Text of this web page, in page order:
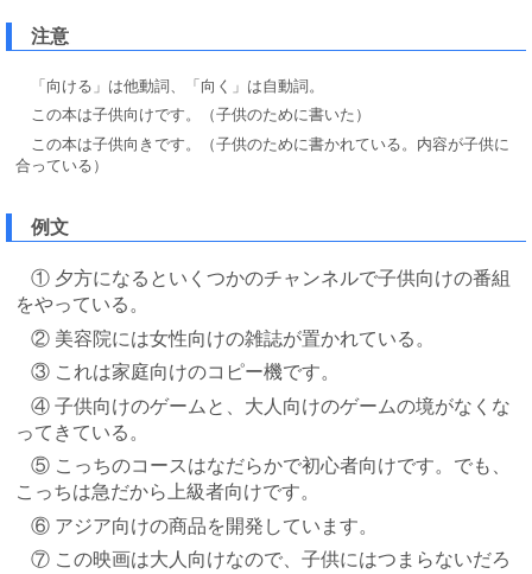
注意
「向ける」は他動詞、「向く」は自動詞。
この本は子供向けです。（子供のために書いた）
この本は子供向きです。（子供のために書かれている。内容が子供に
合っている）
例文
① 夕方になるといくつかのチャンネルで子供向けの番組
をやっている。
② 美容院には女性向けの雑誌が置かれている。
③ これは家庭向けのコピー機です。
④ 子供向けのゲームと、大人向けのゲームの境がなくな
ってきている。
⑤ こっちのコースはなだらかで初心者向けです。でも、
こっちは急だから上級者向けです。
⑥ アジア向けの商品を開発しています。
⑦ この映画は大人向けなので、子供にはつまらないだろ